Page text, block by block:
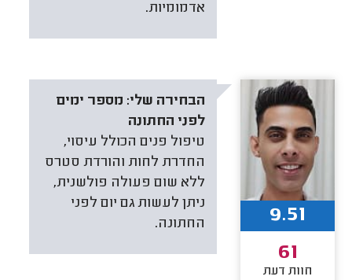
אדמומיות.
הבחירה שלי: מספר ימים
לפני החתונה
טיפול פנים הכולל עיסוי,
החדרת לחות והורדת סטרס
ללא שום פעולה פולשנית,
ניתן לעשות גם יום לפני
החתונה.
9.51
61
חוות דעת